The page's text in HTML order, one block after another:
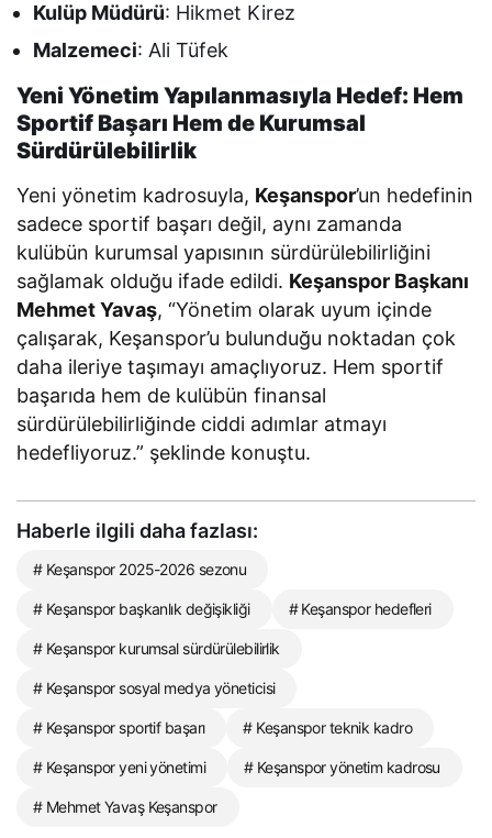
Kulüp Müdürü: Hikmet Kirez
Malzemeci: Ali Tüfek
Yeni Yönetim Yapılanmasıyla Hedef: Hem
Sportif Başarı Hem de Kurumsal
Sürdürülebilirlik
Yeni yönetim kadrosuyla, Keşanspor’un hedefinin
sadece sportif başarı değil, aynı zamanda
kulübün kurumsal yapısının sürdürülebilirliğini
sağlamak olduğu ifade edildi. Keşanspor Başkanı
Mehmet Yavaş, “Yönetim olarak uyum içinde
çalışarak, Keşanspor’u bulunduğu noktadan çok
daha ileriye taşımayı amaçlıyoruz. Hem sportif
başarıda hem de kulübün finansal
sürdürülebilirliğinde ciddi adımlar atmayı
hedefliyoruz.” şeklinde konuştu.
Haberle ilgili daha fazlası:
# Keşanspor 2025-2026 sezonu
# Keşanspor başkanlık değişikliği # Keşanspor hedefleri
# Keşanspor kurumsal sürdürülebilirlik
# Keşanspor sosyal medya yöneticisi
# Keşanspor sportif başarı # Keşanspor teknik kadro
# Keşanspor yeni yönetimi # Keşanspor yönetim kadrosu
# Mehmet Yavaş Keşanspor